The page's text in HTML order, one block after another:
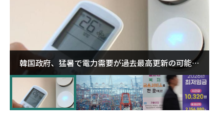
韓国政府、猛暑で電力需要が過去最高更新の可能性
に需給対応体制を点検